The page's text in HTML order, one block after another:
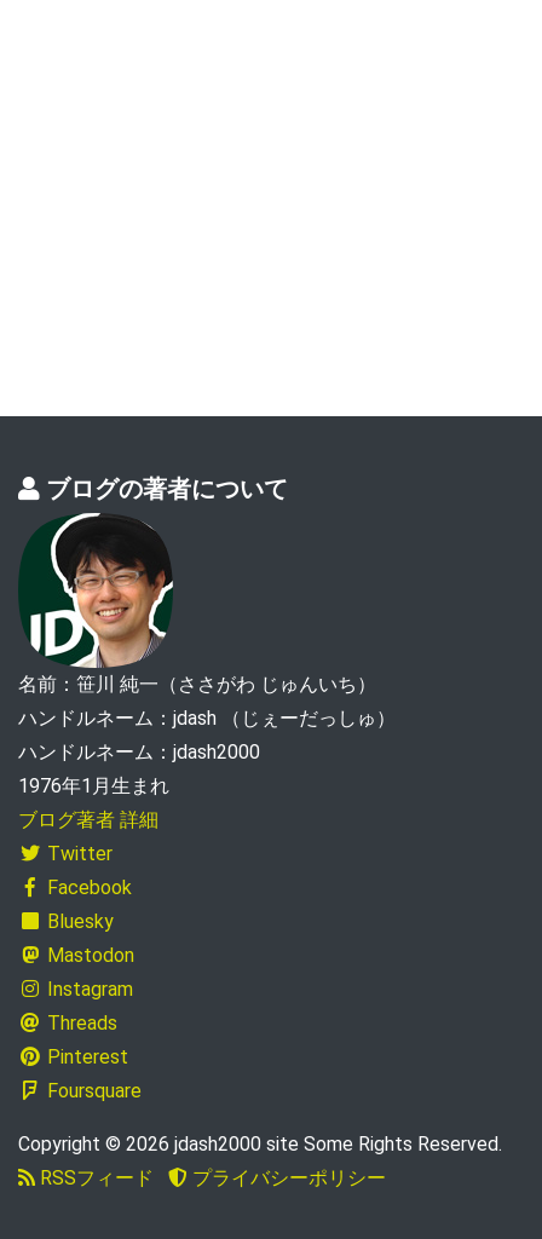
ブログの著者について
名前：笹川 純一（ささがわ じゅんいち）
ハンドルネーム：jdash （じぇーだっしゅ）
ハンドルネーム：jdash2000
1976年1月生まれ
ブログ著者 詳細
Twitter
Facebook
Bluesky
Mastodon
Instagram
Threads
Pinterest
Foursquare
Copyright © 2026 jdash2000 site Some Rights Reserved.
RSSフィード
プライバシーポリシー